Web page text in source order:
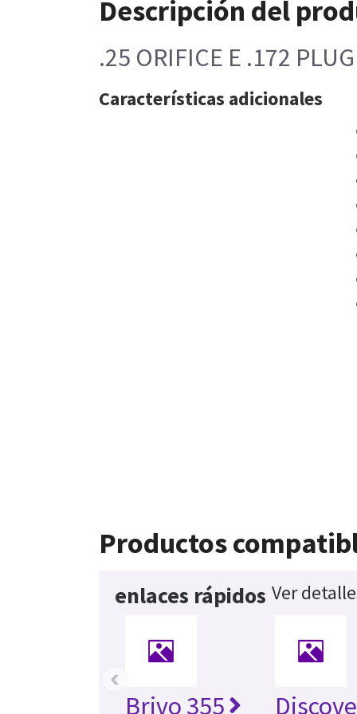
Descripción del
.25 ORIFICE E .172 PLUG
Características adicionales
Productos
enlaces rápidos Ver
Brivo 355
‹